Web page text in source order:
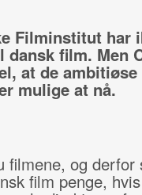
Filminstitut har
dansk film. Men
at de
mulige at nå.
filmene, og
film penge,